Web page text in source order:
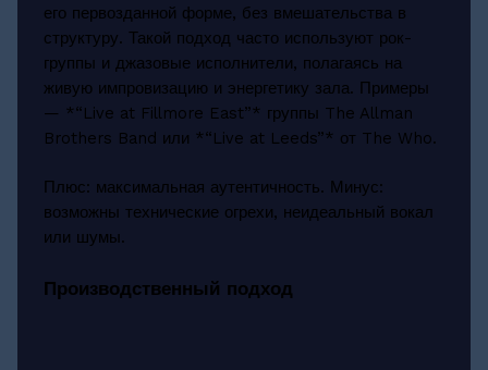
его первозданной форме, без вмешательства в
структуру. Такой подход часто используют рок-
группы и джазовые исполнители, полагаясь на
живую импровизацию и энергетику зала. Примеры
— *“Live at Fillmore East”* группы The Allman
Brothers Band или *“Live at Leeds”* от The Who.
Плюс: максимальная аутентичность. Минус:
возможны технические огрехи, неидеальный вокал
или шумы.
Производственный подход